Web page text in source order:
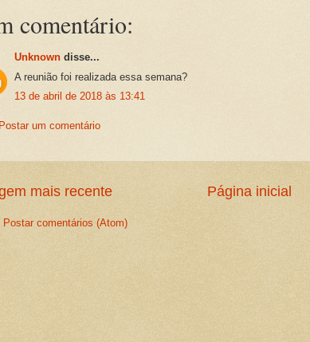
comentário:
Unknown disse...
A reunião foi realizada essa semana?
13 de abril de 2018 às 13:41
Postar um comentário
mais recente Página inicial
Postar comentários (Atom)